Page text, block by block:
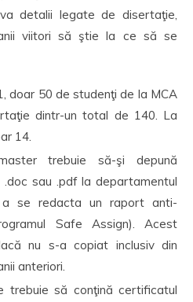
detalii legate de disertaţie,
viitori să ştie la ce să se
doar 50 de studenţi de la MCA
dintr-un total de 140. La
14.
trebuie să-şi depună
sau .pdf la departamentul
a se redacta un raport anti-
Safe Assign). Acest
nu s-a copiat inclusiv din
anteriori.
trebuie să conţină certificatul